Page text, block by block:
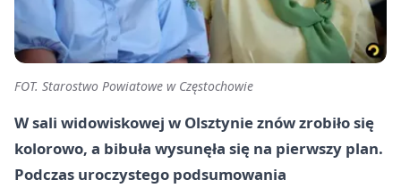
FOT. Starostwo Powiatowe w Częstochowie
W sali widowiskowej w Olsztynie znów zrobiło się
kolorowo, a bibuła wysunęła się na pierwszy plan.
Podczas uroczystego podsumowania